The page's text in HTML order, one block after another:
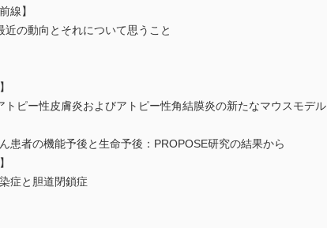
線】
近の動向とそれについて思うこと
トピー性皮膚炎およびアトピー性角結膜炎の新たなマウスモデル
患者の機能予後と生命予後：PROPOSE研究の結果から
症と胆道閉鎖症